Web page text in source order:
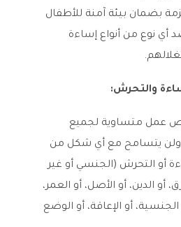
بضمان بيئة آمنة للأطفال
أي نوع من أنواع إساءة
والتحرش:
عمل متساوية لجميع
ولن يتسامح مع أي شكل من
أو التحرش (الجنسي أو غير
الدين، أو الأصل، أو العمر،
الجنسية، أو الإعاقة، أو الوضع